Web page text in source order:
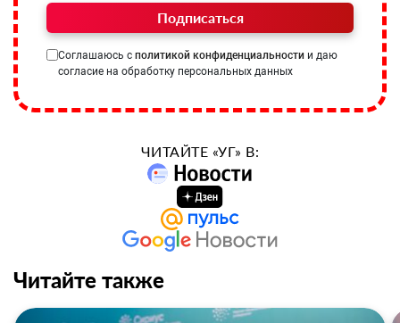
Подписаться
Соглашаюсь с политикой конфиденциальности и даю
согласие на обработку персональных данных
ЧИТАЙТЕ «УГ» В:
Читайте также